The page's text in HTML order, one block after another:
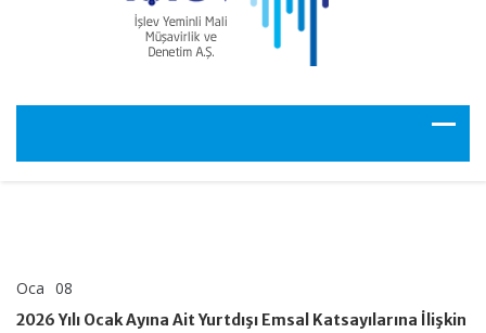
Oca 08
Ocak
2026 Yılı Ocak Ayına Ait Yurtdışı Emsal Katsayılarına İlişkin